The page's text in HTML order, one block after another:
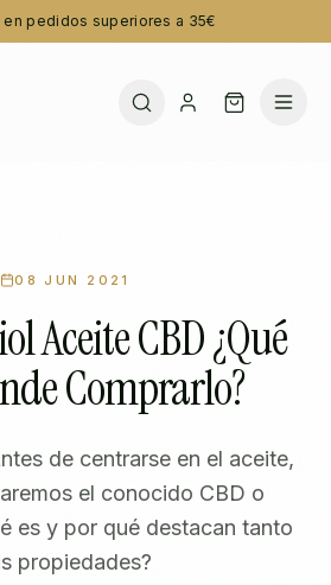
en pedidos superiores a 35€
08 JUN 2021
Aceite CBD ¿Qué
Comprarlo?
de centrarse en el aceite,
el conocido CBD o
es y por qué destacan tanto
propiedades?